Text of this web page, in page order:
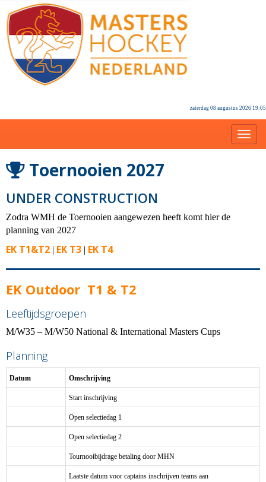
zaterdag 08 augustus 2026 19:05
Toernooien 2027
UNDER CONSTRUCTION
Zodra WMH de Toernooien aangewezen heeft komt hier de
planning van 2027
EK T1&T2 | EK T3 | EK T4
EK Outdoor T1 & T2
Leeftijdsgroepen
M/W35 – M/W50 National & International Masters Cups
Planning
Datum Omschrijving
Start inschrijving
Open selectiedag 1
Open selectiedag 2
Tournooibijdrage betaling door MHN
Laatste datum voor captains inschrijven teams aan